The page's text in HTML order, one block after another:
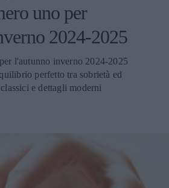
uno per
2024-2025
l'autunno inverno 2024-2025
perfetto tra sobrietà ed
e dettagli moderni